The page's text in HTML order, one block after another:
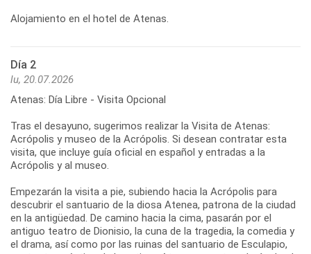
Día 2
lu, 20.07.2026
Atenas: Día Libre - Visita Opcional
Tras el desayuno, sugerimos realizar la Visita de Atenas:
Acrópolis y museo de la Acrópolis. Si desean contratar esta
visita, que incluye guía oficial en español y entradas a la
Acrópolis y al museo.
Empezarán la visita a pie, subiendo hacia la Acrópolis para
descubrir el santuario de la diosa Atenea, patrona de la ciudad
en la antigüedad. De camino hacia la cima, pasarán por el
antiguo teatro de Dionisio, la cuna de la tragedia, la comedia y
el drama, así como por las ruinas del santuario de Esculapio,